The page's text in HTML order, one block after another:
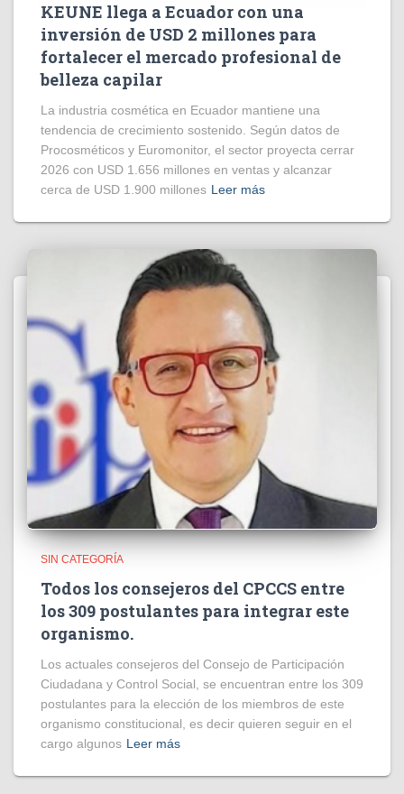
KEUNE llega a Ecuador con una
inversión de USD 2 millones para
fortalecer el mercado profesional de
belleza capilar
La industria cosmética en Ecuador mantiene una
tendencia de crecimiento sostenido. Según datos de
Procosméticos y Euromonitor, el sector proyecta cerrar
2026 con USD 1.656 millones en ventas y alcanzar
cerca de USD 1.900 millones Leer más
SIN CATEGORÍA
Todos los consejeros del CPCCS entre
los 309 postulantes para integrar este
organismo.
Los actuales consejeros del Consejo de Participación
Ciudadana y Control Social, se encuentran entre los 309
postulantes para la elección de los miembros de este
organismo constitucional, es decir quieren seguir en el
cargo algunos Leer más